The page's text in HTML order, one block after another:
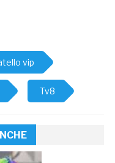
vip
Tv8